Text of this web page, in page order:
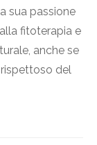
sua passione
fitoterapia e
anche se
del